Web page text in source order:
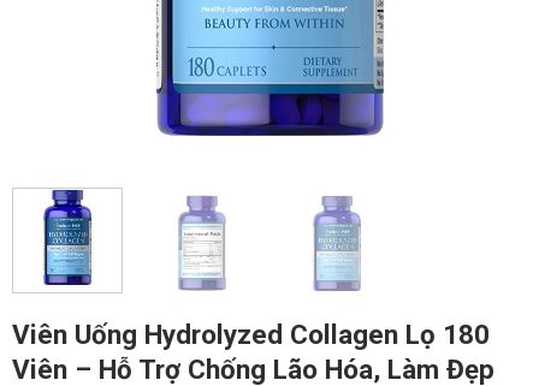
Viên Uống Hydrolyzed Collagen Lọ 180
Viên – Hỗ Trợ Chống Lão Hóa, Làm Đẹp